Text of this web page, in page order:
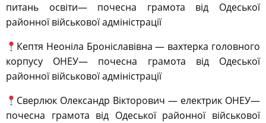
питань освіти— почесна грамота від Одеської
районної військової адміністрації
Кептя Неоніла Броніславівна — вахтерка головного
корпусу ОНЕУ— почесна грамота від Одеської
районної військової адміністрації
Сверлюк Олександр Вікторович — електрик ОНЕУ—
почесна грамота від Одеської районної військової